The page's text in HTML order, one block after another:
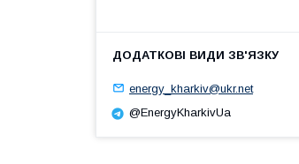
energy_kharkiv@ukr.net
@EnergyKharkivUa